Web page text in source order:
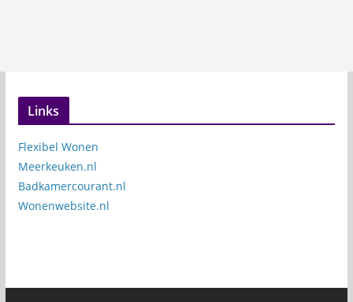
Links
Flexibel Wonen
Meerkeuken.nl
Badkamercourant.nl
Wonenwebsite.nl